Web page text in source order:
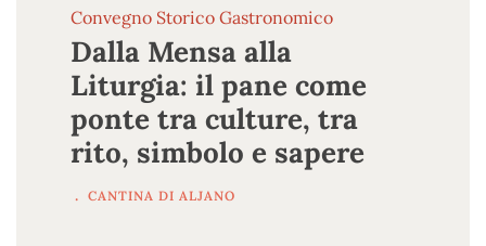
Convegno Storico Gastronomico
Dalla Mensa alla
Liturgia: il pane come
ponte tra culture, tra
rito, simbolo e sapere
. CANTINA DI ALJANO